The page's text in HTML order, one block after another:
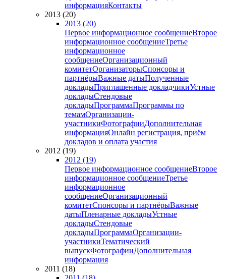
информацияКонтакты
2013 (20)
2013 (20)
Первое информационное сообщениеВторое
информационное сообщениеТретье
информационное
сообщениеОрганизационный
комитетОрганизаторыСпонсоры и
партнёрыВажные датыПолученные
докладыПриглашенные докладчикиУстные
докладыСтендовые
докладыПрограммаПрограммы по
темамОрганизации-
участникиФотографииДополнительная
информацияОнлайн регистрация, приём
докладов и оплата участия
2012 (19)
2012 (19)
Первое информационное сообщениеВторое
информационное сообщениеТретье
информационное
сообщениеОрганизационный
комитетСпонсоры и партнёрыВажные
датыПленарные докладыУстные
докладыСтендовые
докладыПрограммаОрганизации-
участникиТематический
выпускФотографииДополнительная
информация
2011 (18)